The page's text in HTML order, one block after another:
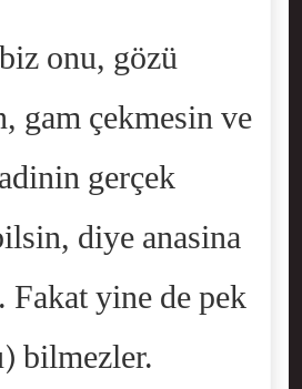
onu, gözü
gam çekmesin ve
gerçek
diye anasina
yine de pek
bilmezler.